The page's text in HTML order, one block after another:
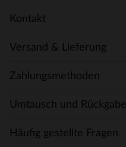
Kontakt
Versand & Lieferung
Zahlungsmethoden
Umtausch und Rückgabe
Häufig gestellte Fragen